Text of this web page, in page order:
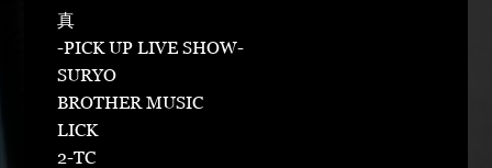
真
-PICK UP LIVE SHOW-
SURYO
BROTHER MUSIC
LICK
2-TC